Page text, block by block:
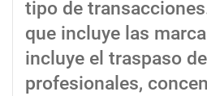
tipo de
que incluye las
incluye el traspaso
profesionales,